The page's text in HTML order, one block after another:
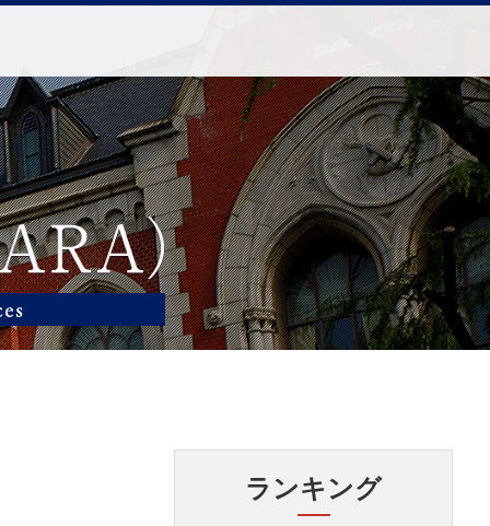
ランキング